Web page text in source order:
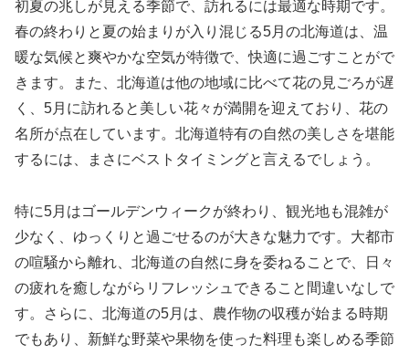
初夏の兆しが見える季節で、訪れるには最適な時期です。
春の終わりと夏の始まりが入り混じる5月の北海道は、温
暖な気候と爽やかな空気が特徴で、快適に過ごすことがで
きます。また、北海道は他の地域に比べて花の見ごろが遅
く、5月に訪れると美しい花々が満開を迎えており、花の
名所が点在しています。北海道特有の自然の美しさを堪能
するには、まさにベストタイミングと言えるでしょう。
特に5月はゴールデンウィークが終わり、観光地も混雑が
少なく、ゆっくりと過ごせるのが大きな魅力です。大都市
の喧騒から離れ、北海道の自然に身を委ねることで、日々
の疲れを癒しながらリフレッシュできること間違いなしで
す。さらに、北海道の5月は、農作物の収穫が始まる時期
でもあり、新鮮な野菜や果物を使った料理も楽しめる季節